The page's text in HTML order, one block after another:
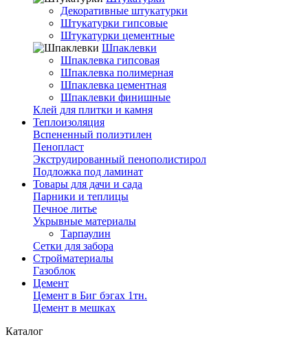
Декоративные штукатурки
Штукатурки гипсовые
Штукатурки цементные
Шпаклевки
Шпаклевка гипсовая
Шпаклевка полимерная
Шпаклевка цементная
Шпаклевки финишные
Клей для плитки и камня
Теплоизоляция
Вспененный полиэтилен
Пенопласт
Экструдированный пенополистирол
Подложка под ламинат
Товары для дачи и сада
Парники и теплицы
Печное литье
Укрывные материалы
Тарпаулин
Сетки для забора
Стройматериалы
Газоблок
Цемент
Цемент в Биг бэгах 1тн.
Цемент в мешках
Каталог